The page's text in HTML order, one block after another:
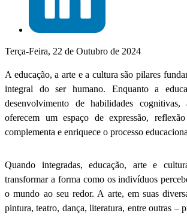
Terça-Feira, 22 de Outubro de 2024
A educação, a arte e a cultura são pilares
integral do ser humano. Enquanto a
desenvolvimento de habilidades
oferecem um espaço de expressão,
complementa e enriquece o processo
Quando integradas, educação, arte e
transformar a forma como os indivíduos
o mundo ao seu redor. A arte, em suas
pintura, teatro, dança, literatura, entre outras –